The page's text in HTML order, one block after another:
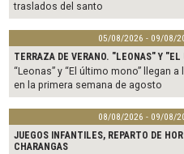
traslados del santo
05/08/2026 - 09/08/
TERRAZA DE VERANO. "LEONAS" Y
“Leonas” y “El último mono” llegan
en la primera semana de agosto
08/08/2026 - 09/08/
JUEGOS INFANTILES, REPARTO DE
CHARANGAS